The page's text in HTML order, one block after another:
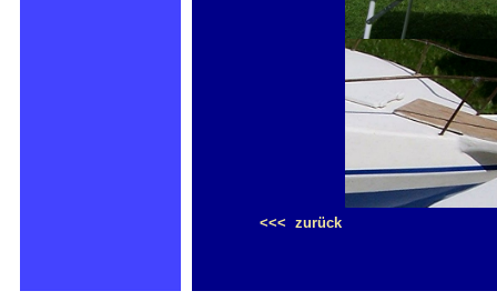
<<< zurück